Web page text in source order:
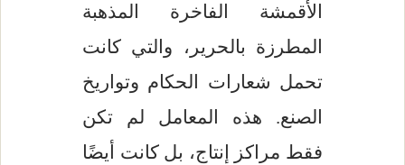
الأقمشة الفاخرة المذهبة
المطرزة بالحرير، والتي كانت
تحمل شعارات الحكام وتواريخ
الصنع. هذه المعامل لم تكن
فقط مراكز إنتاج، بل كانت أيضًا